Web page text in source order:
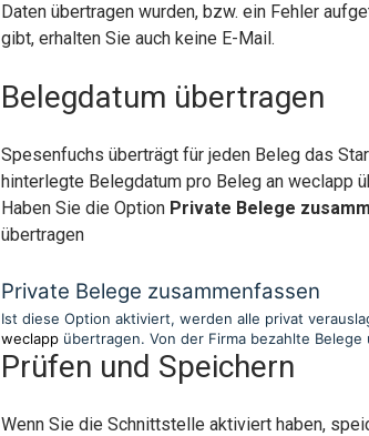
Daten übertragen wurden, bzw. ein Fehler
gibt, erhalten Sie auch keine E-Mail.
Belegdatum übertragen
Spesenfuchs überträgt für jeden Beleg das
hinterlegte Belegdatum pro Beleg an weclapp
Haben Sie die Option Private Belege
übertragen
Private Belege zusammenfassen
Ist diese Option aktiviert, werden alle privat
weclapp übertragen. Von der Firma bezahlte
Prüfen und Speichern
Wenn Sie die Schnittstelle aktiviert haben,